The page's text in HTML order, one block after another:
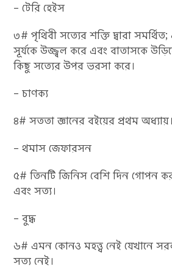
– টেরি হেইস
৩# পৃথিবী সত্যের শক্তি দ্বারা
সূর্যকে উজ্জ্বল করে এবং বাতাসকে
কিছু সত্যের উপর ভরসা করে।
– চাণক্য
৪# সততা জ্ঞানের বইয়ের প্রথম অধ্যায়।
– থমাস জেফারসন
৫# তিনটি জিনিস বেশি দিন গোপন
এবং সত্য।
– বুদ্ধ
৬# এমন কোনও মহত্ত্ব নেই যেখানে
সত্য নেই।